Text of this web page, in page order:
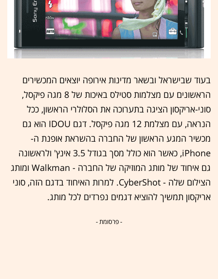
בעוד שבישראל ובשאר מדינות אירופה יוצאים המכשירים
הראשונים עם מצלמות סטילס באיכות של 8 מגה פיקסל,
סוני-אריקסון הציגה בתערוכה את הסלולרי הראשון, ככל
הנראה, עם מצלמת 12 מגה פיקסל. דגם IDOU הוא גם
מכשיר המגע הראשון של החברה בהשראת אופנת ה-
iPhone, כאשר הוא כולל מסך בגודל 3.5 אינץ' ולראשונה
גם איחוד של מותג המוזיקה של החברה - Walkman ומותג
הצילום שלה - CyberShot. למרות האיחוד בדגם הזה, סוני
אריקסון תמשיך להוציא דגמים נפרדים לכל מותג.
- פרסומת -